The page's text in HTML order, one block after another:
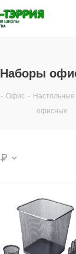
Наборы
- Офис -
офисные